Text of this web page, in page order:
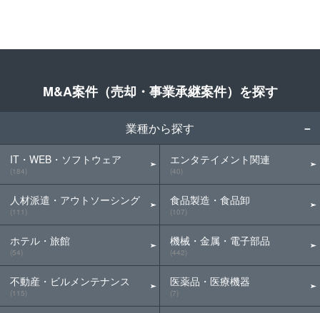
M&A案件（売却・事業承継案件）を探す
業種から探す
IT・WEB・ソフトウェア
(184)
人材派遣・アウトソーシング
(111)
ホテル・旅館
(54)
不動産・ビルメンテナンス
(115)
エンタテイメント関連
(40)
食品製造・食品卸
(107)
機械・金属・電子部品
(442)
医薬品・医療機器
(7)